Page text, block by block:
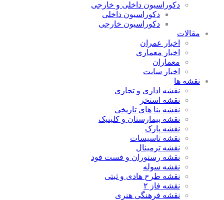
دکوراسیون داخلی و خارجی
دکوراسیون داخلی
دکوراسیون خارجی
مقالات
اخبار عمران
اخبار معماری
معماران
اخبار سایت
نقشه ها
نقشه اداری و تجاری
نقشه استخر
نقشه بنا های تاریخی
نقشه بیمارستان و کلینیک
نقشه پارک
نقشه تاسیسات
نقشه ترمینال
نقشه رستوران و فست فود
نقشه سوله
نقشه طرح هادی و ثبتی
نقشه فاز ۲
نقشه فرهنگی هنری